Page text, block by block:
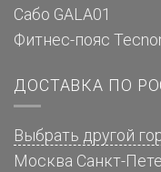
Сабо GALA01
Фитнес-пояс
ДОСТАВКА ПО
Выбрать другой
Москва Санкт-